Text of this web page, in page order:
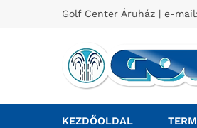
Golf Center Áruház | e-mail:
KEZDŐOLDAL